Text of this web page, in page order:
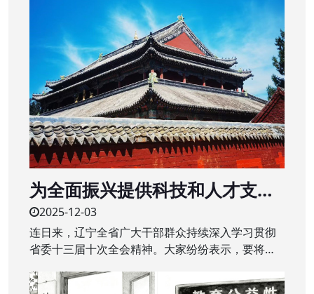
“十四五”时期教育改革发展成绩作专题发布。
为全面振兴提供科技和人才支撑
——辽宁全省广大干部群众深入
学习贯彻省委十三届十次全会精
神
2025-12-03
连日来，辽宁全省广大干部群众持续深入学习贯彻
省委十三届十次全会精神。大家纷纷表示，要将全
勇争先，辽宁全面振兴取得新突破。